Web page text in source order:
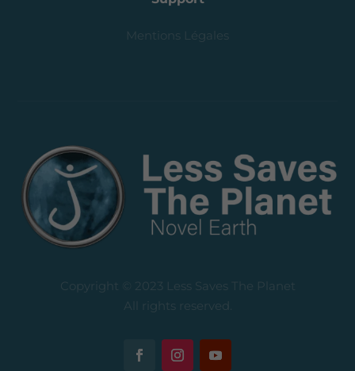
Mentions Légales
Copyright © 2023 Less Saves The Planet
All rights reserved.